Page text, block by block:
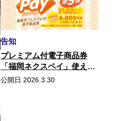
告知
プレミアム付電子商品券
「福岡ネクスペイ」使えま
す！
公開日 2026.3.30